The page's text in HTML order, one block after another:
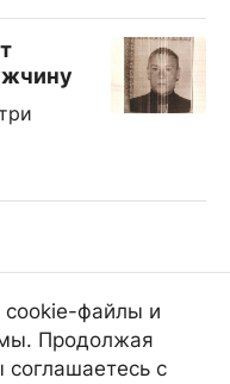
cookie-файлы и
Продолжая
соглашаетесь с